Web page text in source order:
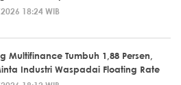
18:24 WIB
Multifinance Tumbuh 1,88 Persen,
Industri Waspadai Floating Rate